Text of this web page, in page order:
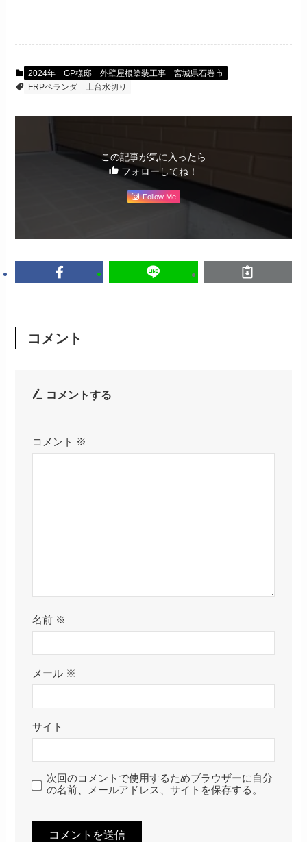
2024年 GP様邸 外壁屋根塗装工事 宮城県石巻市
FRPベランダ
土台水切り
この記事が気に入ったら
フォローしてね！
Follow Me
コメント
コメントする
コメント ※
名前 ※
メール ※
サイト
次回のコメントで使用するためブラウザーに自分
の名前、メールアドレス、サイトを保存する。